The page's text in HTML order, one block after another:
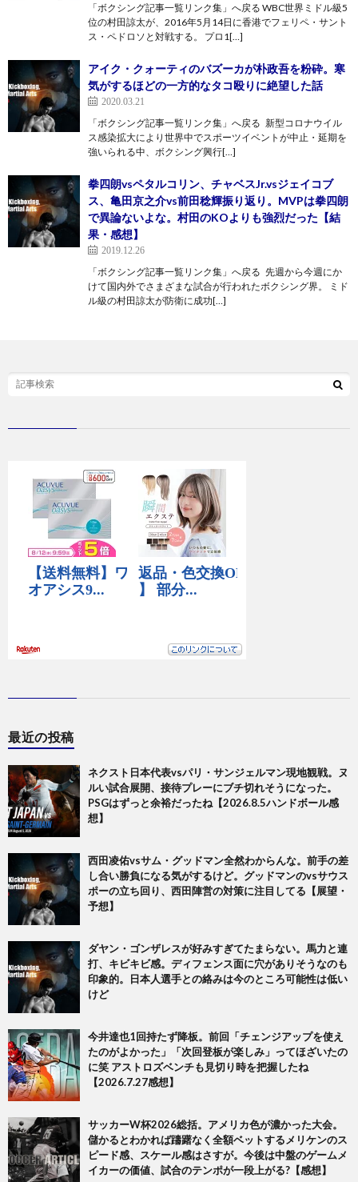
「ボクシング記事一覧リンク集」へ戻る WBC世界ミドル級5
位の村田諒太が、2016年5月14日に香港でフェリペ・サント
ス・ペドロソと対戦する。 プロ1[…]
アイク・クォーティのバズーカが朴政吾を粉砕。寒
気がするほどの一方的なタコ殴りに絶望した話
2020.03.21
「ボクシング記事一覧リンク集」へ戻る 新型コロナウイル
ス感染拡大により世界中でスポーツイベントが中止・延期を
強いられる中、ボクシング興行[…]
拳四朗vsペタルコリン、チャベスJr.vsジェイコブ
ス、亀田京之介vs前田稔輝振り返り。MVPは拳四朗
で異論ないよな。村田のKOよりも強烈だった【結
果・感想】
2019.12.26
「ボクシング記事一覧リンク集」へ戻る 先週から今週にか
けて国内外でさまざまな試合が行われたボクシング界。 ミド
ル級の村田諒太が防衛に成功[…]
最近の投稿
ネクスト日本代表vsパリ・サンジェルマン現地観戦。ヌ
ルい試合展開、接待プレーにブチ切れそうになった。
PSGはずっと余裕だったね【2026.8.5ハンドボール感
想】
西田凌佑vsサム・グッドマン全然わからんな。前手の差
し合い勝負になる気がするけど。グッドマンのvsサウス
ポーの立ち回り、西田陣営の対策に注目してる【展望・
予想】
ダヤン・ゴンザレスが好みすぎてたまらない。馬力と連
打、キビキビ感。ディフェンス面に穴がありそうなのも
印象的。日本人選手との絡みは今のところ可能性は低い
けど
今井達也1回持たず降板。前回「チェンジアップを使え
たのがよかった」「次回登板が楽しみ」ってほざいたの
に笑 アストロズベンチも見切り時を把握したね
【2026.7.27感想】
サッカーW杯2026総括。アメリカ色が濃かった大会。
儲かるとわかれば躊躇なく全額ベットするメリケンのス
ピード感、スケール感はさすが。今後は中盤のゲームメ
イカーの価値、試合のテンポが一段上がる?【感想】